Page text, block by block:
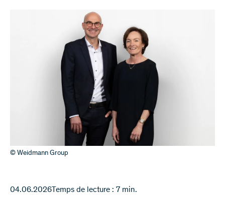
© Weidmann Group
04.06.2026 Temps de lecture : 7 min.